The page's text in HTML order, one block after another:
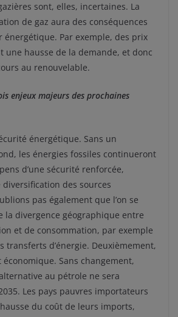
sont, elles, incertaines. La
de gaz aura des conséquences
énergétique. Par exemple, des prix
une hausse de la demande, et donc
au renouvelable.
enjeux majeurs des prochaines
énergétique. Sans un
les énergies fossiles continueront
d’une sécurité renforcée,
diversification des sources
pas également que l’on se
la divergence géographique entre
et de consommation, par exemple
transferts d’énergie. Deuxièmement,
Sans changement,
au pétrole ne sera
Les pays pauvres importateurs
du coût de leurs imports,